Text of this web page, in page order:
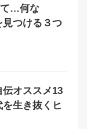
て…何な
つける３つ
オススメ13
生き抜くヒ